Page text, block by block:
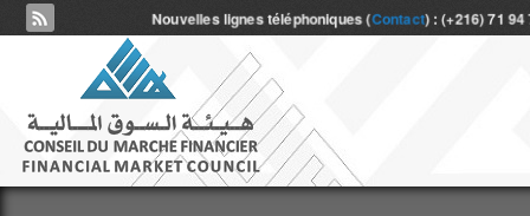
Nouvelles lignes téléphoniques (Contact) : (+216) 71